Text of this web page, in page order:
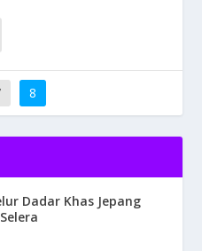
8
Dadar Khas Jepang